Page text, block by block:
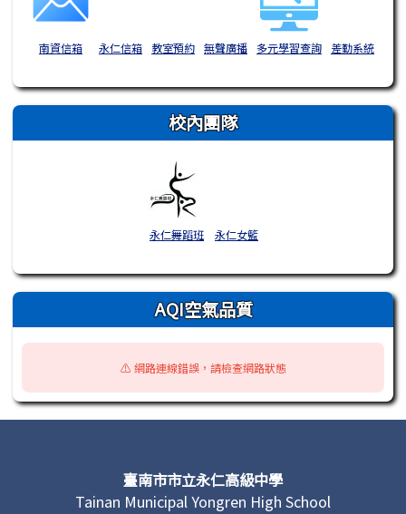
南資信箱 永仁信箱 教室預約 無聲廣播 多元學習查詢 差勤系統
校內團隊
永仁舞蹈班 永仁女籃
AQI空氣品質
⚠️ 網路連線錯誤，請檢查網路狀態
臺南市市立永仁高級中學
Tainan Municipal Yongren High School